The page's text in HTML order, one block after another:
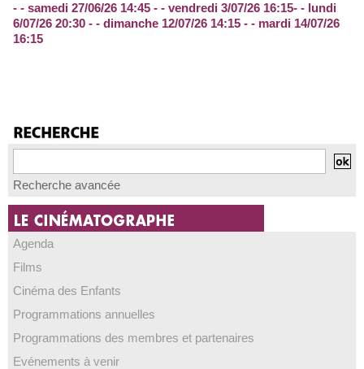
- - samedi 27/06/26 14:45 - - vendredi 3/07/26 16:15- - lundi
6/07/26 20:30 - - dimanche 12/07/26 14:15 - - mardi 14/07/26
16:15
Recherche avancée
Agenda
Films
Cinéma des Enfants
Programmations annuelles
Programmations des membres et partenaires
Evénements à venir